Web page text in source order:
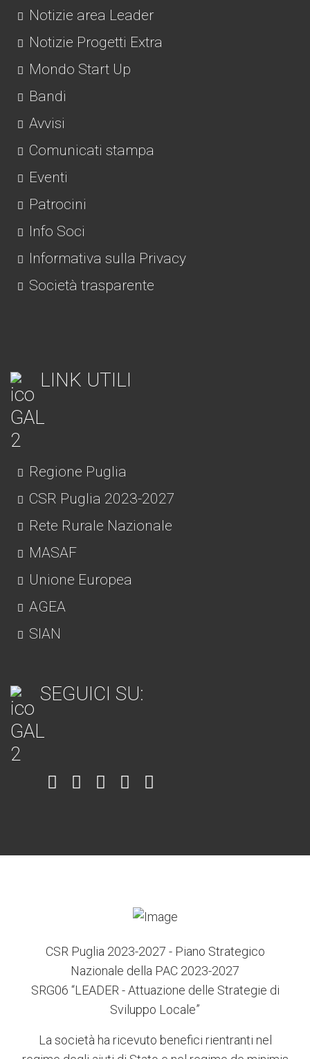
Notizie area Leader
Notizie Progetti Extra
Mondo Start Up
Bandi
Avvisi
Comunicati stampa
Eventi
Patrocini
Info Soci
Informativa sulla Privacy
Società trasparente
LINK UTILI
Regione Puglia
CSR Puglia 2023-2027
Rete Rurale Nazionale
MASAF
Unione Europea
AGEA
SIAN
SEGUICI SU:
Item Item Item Item
CSR Puglia 2023-2027 - Piano Strategico
Nazionale della PAC 2023-2027
SRG06 “LEADER - Attuazione delle Strategie di
Sviluppo Locale”
La società ha ricevuto benefici rientranti nel